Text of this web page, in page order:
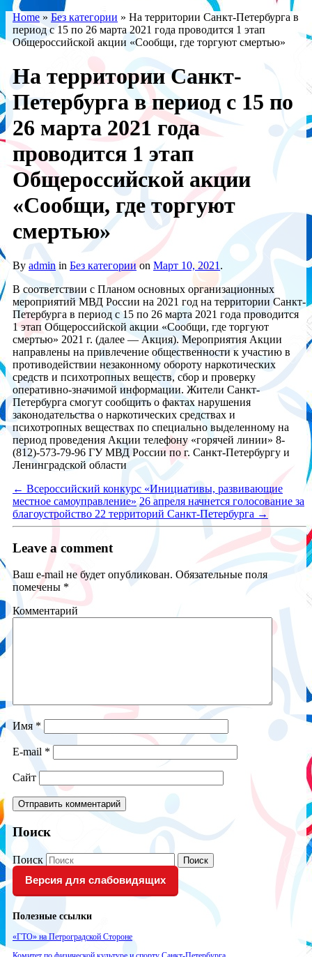
Home » Без категории » На территории Санкт-Петербурга в
период с 15 по 26 марта 2021 года проводится 1 этап
Общероссийской акции «Сообщи, где торгуют смертью»
На территории Санкт-
Петербурга в период с 15 по
26 марта 2021 года
проводится 1 этап
Общероссийской акции
«Сообщи, где торгуют
смертью»
By admin in Без категории on Март 10, 2021 .
В соответствии с Планом основных организационных
мероприятий МВД России на 2021 год на территории Санкт-
Петербурга в период с 15 по 26 марта 2021 года проводится
1 этап Общероссийской акции «Сообщи, где торгуют
смертью» 2021 г. (далее — Акция). Мероприятия Акции
направлены на привлечение общественности к участию в
противодействии незаконному обороту наркотических
средств и психотропных веществ, сбор и проверку
оперативно-значимой информации. Жители Санкт-
Петербурга смогут сообщить о фактах нарушения
законодательства о наркотических средствах и
психотропных веществах по специально выделенному на
период проведения Акции телефону «горячей линии» 8-
(812)-573-79-96 ГУ МВД России по г. Санкт-Петербургу и
Ленинградской области
← Всероссийский конкурс «Инициативы, развивающие
местное самоуправление» 26 апреля начнется голосование за
благоустройство 22 территорий Санкт-Петербурга →
Leave a comment
Ваш e-mail не будет опубликован. Обязательные поля
помечены *
Комментарий
Имя *
E-mail *
Сайт
Поиск
Поиск Поиск
Версия для слабовидящих
Полезные ссылки
«ГТО» на Петроградской Стороне